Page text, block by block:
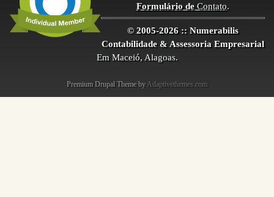
Formulário deContato.
© 2005-2026 :: Numerabilis
Contabilidade & Assessoria Empresarial
Em Maceió, Alagoas.
Premium Drupal Theme by Adaptivethemes.com